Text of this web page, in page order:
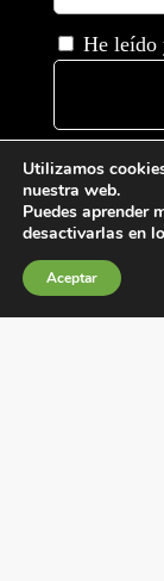
He leído
Utilizamos
nuestra web.
Puedes aprender
desactivarlas en
Aceptar